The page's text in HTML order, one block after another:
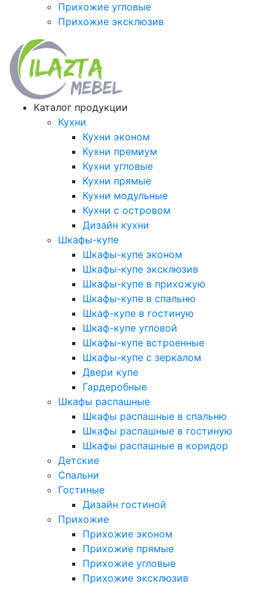
Прихожие угловые
Прихожие эксклюзив
Каталог продукции
Кухни
Кухни эконом
Кухни премиум
Кухни угловые
Кухни прямые
Кухни модульные
Кухни с островом
Дизайн кухни
Шкафы-купе
Шкафы-купе эконом
Шкафы-купе эксклюзив
Шкафы-купе в прихожую
Шкафы-купе в спальню
Шкаф-купе в гостиную
Шкаф-купе угловой
Шкафы-купе встроенные
Шкафы-купе с зеркалом
Двери купе
Гардеробные
Шкафы распашные
Шкафы распашные в спальню
Шкафы распашные в гостиную
Шкафы распашные в коридор
Детские
Спальни
Гостиные
Дизайн гостиной
Прихожие
Прихожие эконом
Прихожие прямые
Прихожие угловые
Прихожие эксклюзив